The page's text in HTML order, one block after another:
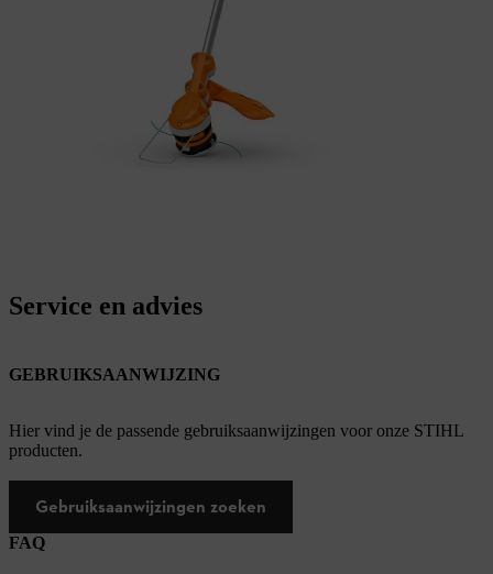
Service en advies
GEBRUIKSAANWIJZING
Hier vind je de passende gebruiksaanwijzingen voor onze STIHL
producten.
Gebruiksaanwijzingen zoeken
FAQ